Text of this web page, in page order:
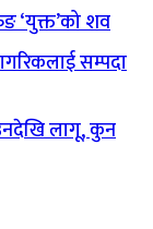
‘युक्त’को शव
सम्पदा
लागू, कुन